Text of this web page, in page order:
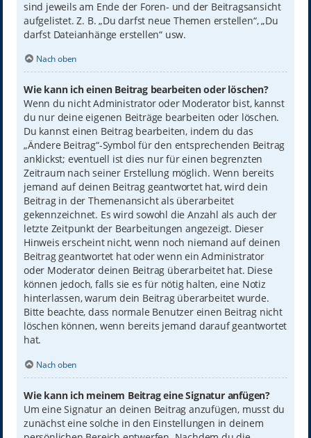
sind jeweils am Ende der Foren- und der Beitragsansicht
aufgelistet. Z. B. „Du darfst neue Themen erstellen“, „Du
darfst Dateianhänge erstellen“ usw.
Nach oben
Wie kann ich einen Beitrag bearbeiten oder löschen?
Wenn du nicht Administrator oder Moderator bist, kannst
du nur deine eigenen Beiträge bearbeiten oder löschen.
Du kannst einen Beitrag bearbeiten, indem du das
„Ändere Beitrag“-Symbol für den entsprechenden Beitrag
anklickst; eventuell ist dies nur für einen begrenzten
Zeitraum nach seiner Erstellung möglich. Wenn bereits
jemand auf deinen Beitrag geantwortet hat, wird dein
Beitrag in der Themenansicht als überarbeitet
gekennzeichnet. Es wird sowohl die Anzahl als auch der
letzte Zeitpunkt der Bearbeitungen angezeigt. Dieser
Hinweis erscheint nicht, wenn noch niemand auf deinen
Beitrag geantwortet hat oder wenn ein Administrator
oder Moderator deinen Beitrag überarbeitet hat. Diese
können jedoch, falls sie es für nötig halten, eine Notiz
hinterlassen, warum dein Beitrag überarbeitet wurde.
Bitte beachte, dass normale Benutzer einen Beitrag nicht
löschen können, wenn bereits jemand darauf geantwortet
hat.
Nach oben
Wie kann ich meinem Beitrag eine Signatur anfügen?
Um eine Signatur an deinen Beitrag anzufügen, musst du
zunächst eine solche in den Einstellungen in deinem